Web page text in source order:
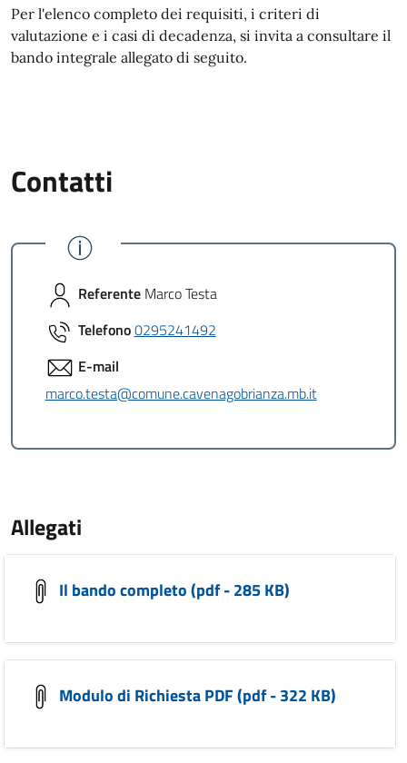
Per l'elenco completo dei requisiti, i criteri di
valutazione e i casi di decadenza, si invita a consultare il
bando integrale allegato di seguito.
Contatti
ReferenteMarco Testa
Telefono0295241492
E-mail
marco.testa@comune.cavenagobrianza.mb.it
Allegati
Il bando completo (pdf - 285 KB)
Modulo di Richiesta PDF (pdf - 322 KB)